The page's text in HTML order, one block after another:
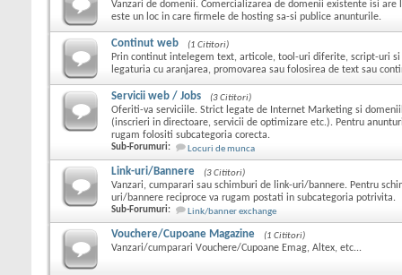
Vanzari de domenii. Comercializarea de domenii existente isi are
este un loc in care firmele de hosting sa-si publice anunturile.
Continut web (1 Cititori)
Prin continut intelegem text, articole, tool-uri diferite, script-uri si
legaturia cu aranjarea, promovarea sau folosirea de text sau
Servicii web / Jobs (3 Cititori)
Oferiti-va serviciile. Strict legate de Internet Marketing si
(inscrieri in directoare, servicii de optimizare etc.). Pentru
rugam folositi subcategoria corecta.
Sub-Forumuri: Locuri de munca
Link-uri/Bannere (3 Cititori)
Vanzari, cumparari sau schimburi de link-uri/bannere. Pentru
uri/bannere reciproce va rugam postati in subcategoria potrivita.
Sub-Forumuri: Link/banner exchange
Vouchere/Cupoane Magazine (1 Cititori)
Vanzari/cumparari Vouchere/Cupoane Emag, Altex, etc...